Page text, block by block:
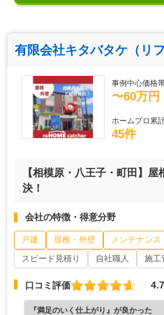
有限会社キタバタケ（リ
事例中心価格
〜60万円
ホームプロ累
45件
【相模原・八王子・町田】
決！
会社の特徴・得意分野
戸建 屋根・外壁 メンテナンス
スピード見積り
自社職人 施工
口コミ評価 4.7
『満足のいく仕上がり』が良かった